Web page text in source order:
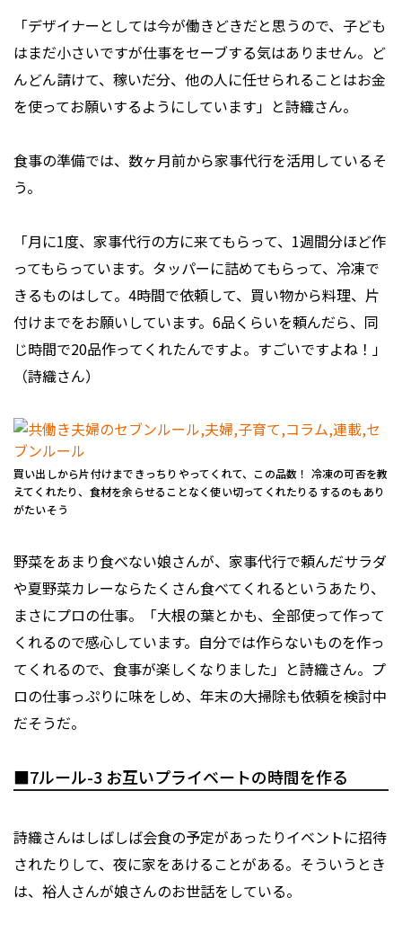
「デザイナーとしては今が働きどきだと思うので、子ども
はまだ小さいですが仕事をセーブする気はありません。ど
んどん請けて、稼いだ分、他の人に任せられることはお金
を使ってお願いするようにしています」と詩織さん。
食事の準備では、数ヶ月前から家事代行を活用しているそ
う。
「月に1度、家事代行の方に来てもらって、1週間分ほど作
ってもらっています。タッパーに詰めてもらって、冷凍で
きるものはして。4時間で依頼して、買い物から料理、片
付けまでをお願いしています。6品くらいを頼んだら、同
じ時間で20品作ってくれたんですよ。すごいですよね！」
（詩織さん）
買い出しから片付けまできっちりやってくれて、この品数！ 冷凍の可否を教
えてくれたり、食材を余らせることなく使い切ってくれたりるするのもあり
がたいそう
野菜をあまり食べない娘さんが、家事代行で頼んだサラダ
や夏野菜カレーならたくさん食べてくれるというあたり、
まさにプロの仕事。「大根の葉とかも、全部使って作って
くれるので感心しています。自分では作らないものを作っ
てくれるので、食事が楽しくなりました」と詩織さん。プ
ロの仕事っぷりに味をしめ、年末の大掃除も依頼を検討中
だそうだ。
■7ルール-3 お互いプライベートの時間を作る
詩織さんはしばしば会食の予定があったりイベントに招待
されたりして、夜に家をあけることがある。そういうとき
は、裕人さんが娘さんのお世話をしている。